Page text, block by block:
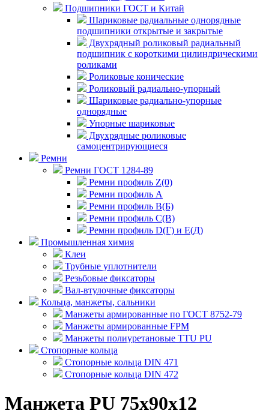
Подшипники ГОСТ и Китай
Шариковые радиальные однорядные
подшипники открытые и закрытые
Двухрядный роликовый радиальный
подшипник с короткими цилиндрическими
роликами
Роликовые конические
Роликовый радиально-упорный
Шариковые радиально-упорные
однорядные
Упорные шариковые
Двухрядные роликовые
самоцентрирующиеся
Ремни
Ремни ГОСТ 1284-89
Ремни профиль Z(0)
Ремни профиль А
Ремни профиль В(Б)
Ремни профиль С(В)
Ремни профиль D(Г) и E(Д)
Промышленная химия
Клеи
Трубные уплотнители
Резьбовые фиксаторы
Вал-втулочные фиксаторы
Кольца, манжеты, сальники
Манжеты армированные по ГОСТ 8752-79
Манжеты армированные FPM
Манжеты полиуретановые TTU PU
Стопорные кольца
Стопорные кольца DIN 471
Стопорные кольца DIN 472
Манжета PU 75x90x12